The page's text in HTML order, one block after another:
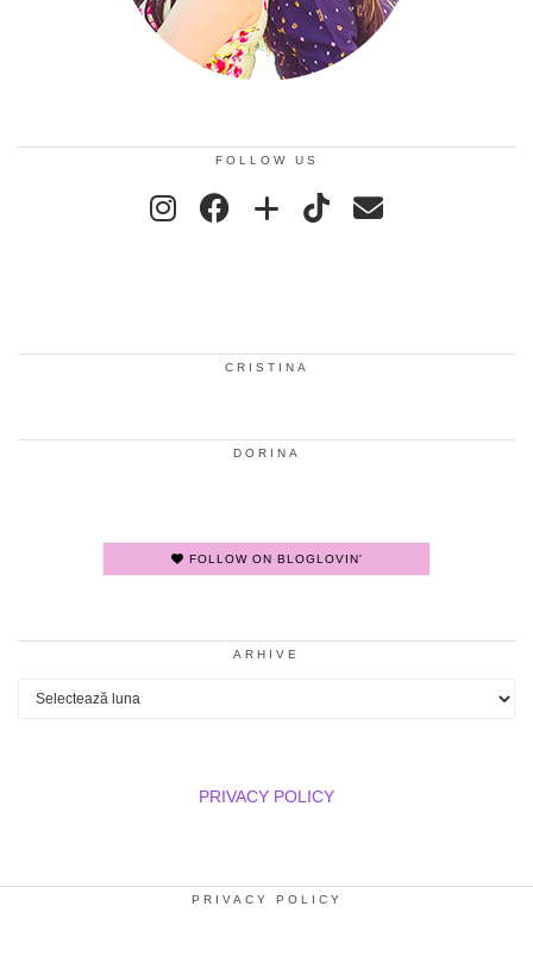
FOLLOW US
CRISTINA
DORINA
FOLLOW ON BLOGLOVIN'
ARHIVE
Arhive
PRIVACY POLICY
PRIVACY POLICY